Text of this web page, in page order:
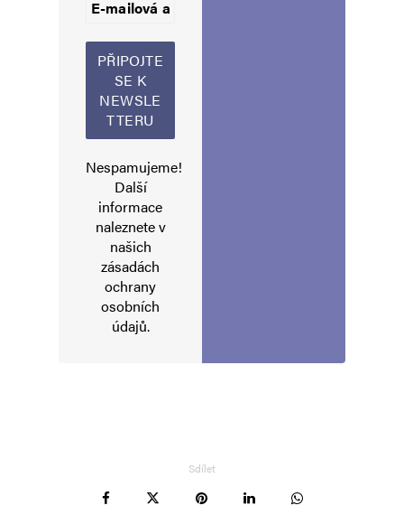
Nespamujeme!
Další
informace
naleznete v
našich
zásadách
ochrany
osobních
údajů.
Sdílet